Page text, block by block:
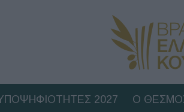
2027 Ο